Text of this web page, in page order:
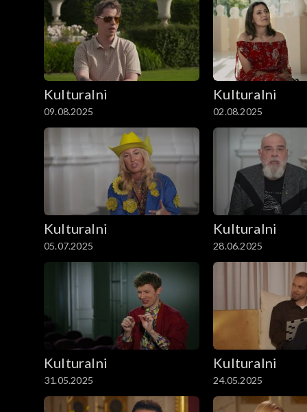
Kulturalni
09.08.2025
Kulturalni
02.08.2025
Kulturalni
05.07.2025
Kulturalni
28.06.2025
Kulturalni
31.05.2025
Kulturalni
24.05.2025